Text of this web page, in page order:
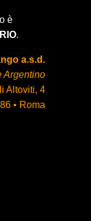
è
.
a.s.d.
Argentino
Altoviti, 4
• Roma